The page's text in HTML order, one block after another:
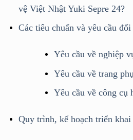
vệ Việt Nhật Yuki Sepre 24?
Các tiêu chuẩn và yêu cầu
Yêu cầu về nghiệp
Yêu cầu về trang
Yêu cầu về công cụ
Quy trình, kế hoạch triển